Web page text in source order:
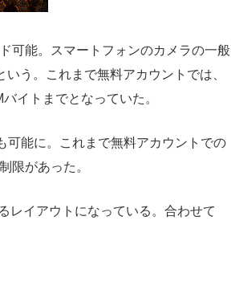
可能。スマートフォンのカメラの一般
う。これまで無料アカウントでは、
イトまでとなっていた。
能に。これまで無料アカウントでの
限があった。
レイアウトになっている。合わせて